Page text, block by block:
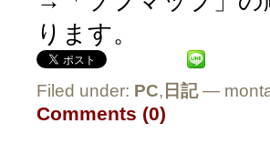
ります。
Filed under: PC, 日記—
Comments (0)